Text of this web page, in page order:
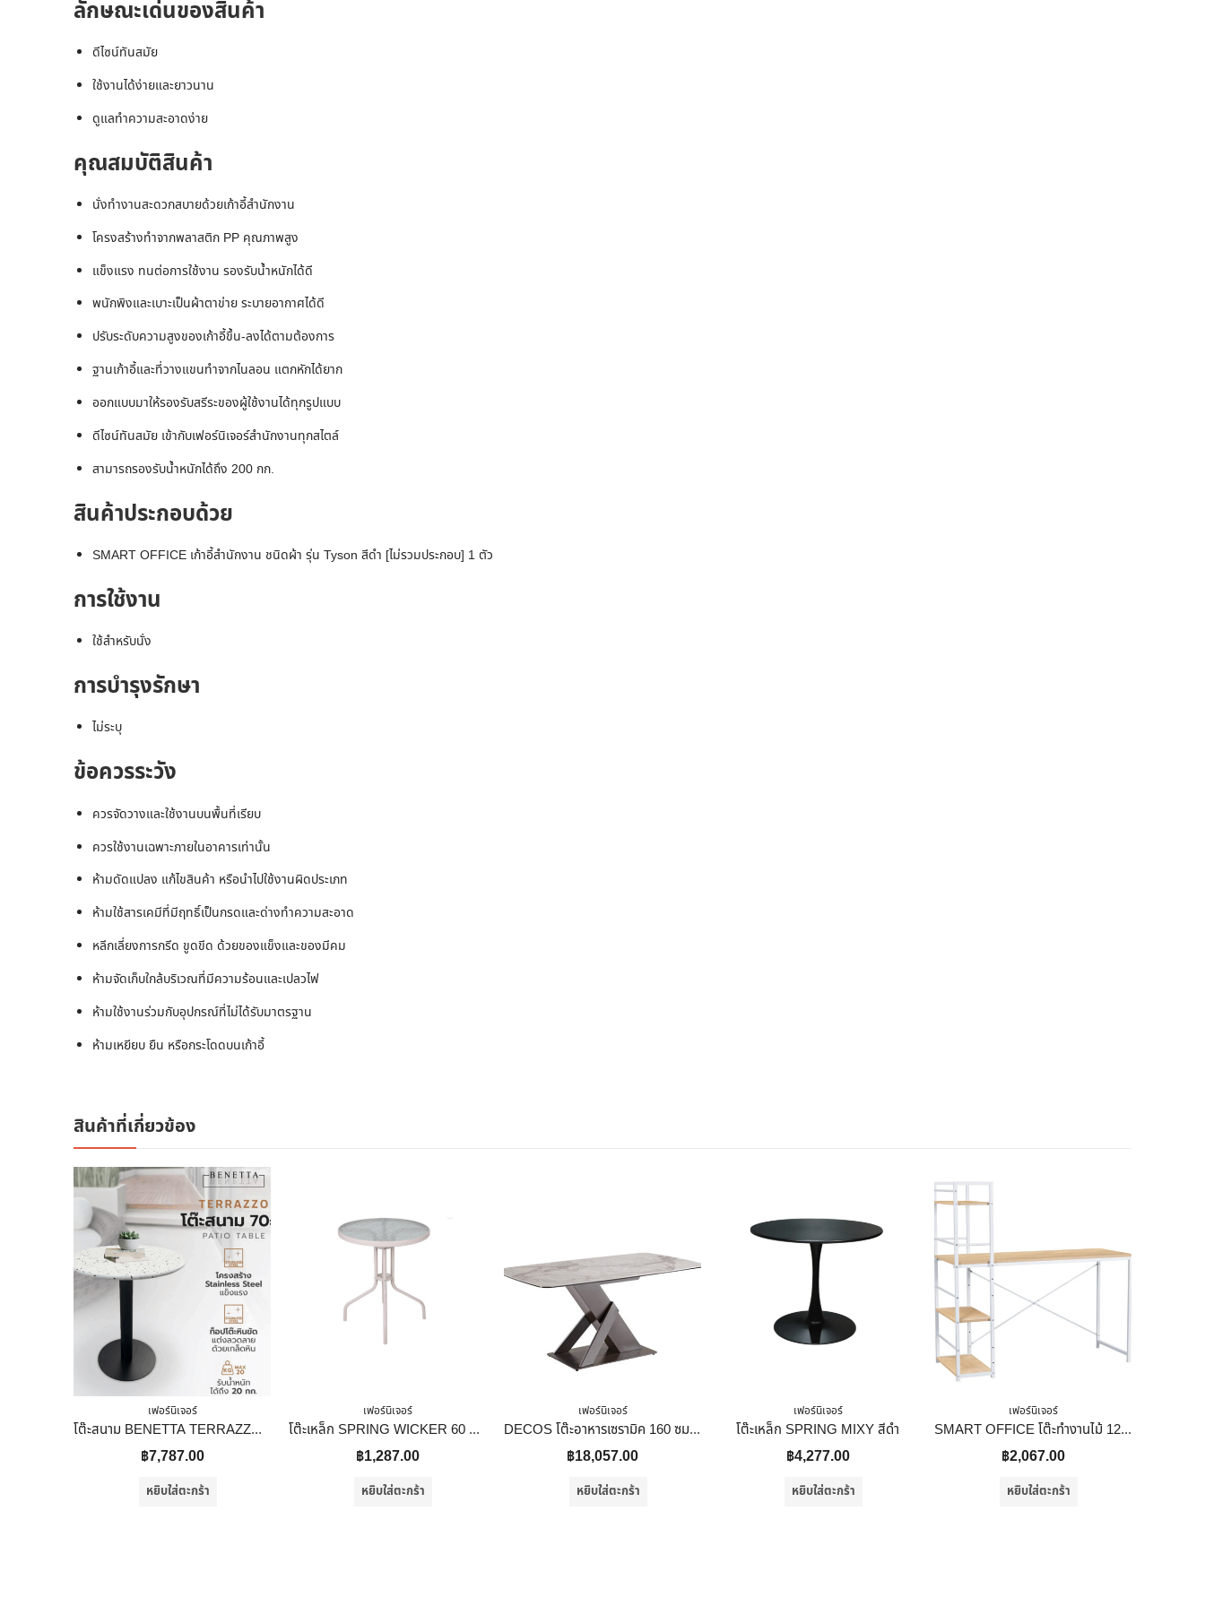
ลักษณะเด่นของสินค้า
ดีไซน์ทันสมัย
ใช้งานได้ง่ายและยาวนาน
ดูแลทำความสะอาดง่าย
คุณสมบัติสินค้า
นั่งทำงานสะดวกสบายด้วยเก้าอี้สำนักงาน
โครงสร้างทำจากพลาสติก PP คุณภาพสูง
แข็งแรง ทนต่อการใช้งาน รองรับน้ำหนักได้ดี
พนักพิงและเบาะเป็นผ้าตาข่าย ระบายอากาศได้ดี
ปรับระดับความสูงของเก้าอี้ขึ้น-ลงได้ตามต้องการ
ฐานเก้าอี้และที่วางแขนทำจากไนลอน แตกหักได้ยาก
ออกแบบมาให้รองรับสรีระของผู้ใช้งานได้ทุกรูปแบบ
ดีไซน์ทันสมัย เข้ากับเฟอร์นิเจอร์สำนักงานทุกสไตล์
สามารถรองรับน้ำหนักได้ถึง 200 กก.
สินค้าประกอบด้วย
SMART OFFICE เก้าอี้สำนักงาน ชนิดผ้า รุ่น Tyson สีดำ [ไม่รวมประกอบ] 1 ตัว
การใช้งาน
ใช้สำหรับนั่ง
การบำรุงรักษา
ไม่ระบุ
ข้อควรระวัง
ควรจัดวางและใช้งานบนพื้นที่เรียบ
ควรใช้งานเฉพาะภายในอาคารเท่านั้น
ห้ามดัดแปลง แก้ไขสินค้า หรือนำไปใช้งานผิดประเภท
ห้ามใช้สารเคมีที่มีฤทธิ์เป็นกรดและด่างทำความสะอาด
หลีกเลี่ยงการกรีด ขูดขีด ด้วยของแข็งและของมีคม
ห้ามจัดเก็บใกล้บริเวณที่มีความร้อนและเปลวไฟ
ห้ามใช้งานร่วมกับอุปกรณ์ที่ไม่ได้รับมาตรฐาน
ห้ามเหยียบ ยืน หรือกระโดดบนเก้าอี้
สินค้าที่เกี่ยวข้อง
เฟอร์นิเจอร์
โต๊ะสนาม BENETTA TERRAZZO 70 ซม. สีขาว/ดำ
฿7,787.00
หยิบใส่ตะกร้า
เฟอร์นิเจอร์
โต๊ะเหล็ก SPRING WICKER 60 ซม. สีเทาอ่อน
฿1,287.00
หยิบใส่ตะกร้า
เฟอร์นิเจอร์
DECOS โต๊ะอาหารเซรามิค 160 ซม. รุ่น DELLA สีขาว
฿18,057.00
หยิบใส่ตะกร้า
เฟอร์นิเจอร์
โต๊ะเหล็ก SPRING MIXY สีดำ
฿4,277.00
หยิบใส่ตะกร้า
เฟอร์นิเจอร์
SMART OFFICE โต๊ะทำงานไม้ 120 ซม. รุ่น Munia สีโอ๊ค
฿2,067.00
หยิบใส่ตะกร้า